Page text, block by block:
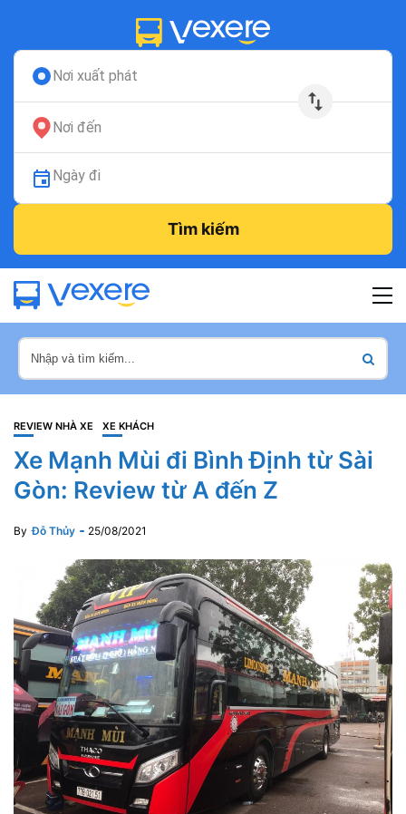
Nơi xuất phát
Nơi đến
Ngày đi
Tìm kiếm
REVIEW NHÀ XE XE KHÁCH
Xe Mạnh Mùi đi Bình Định từ Sài
Gòn: Review từ A đến Z
By Đỗ Thủy 25/08/2021